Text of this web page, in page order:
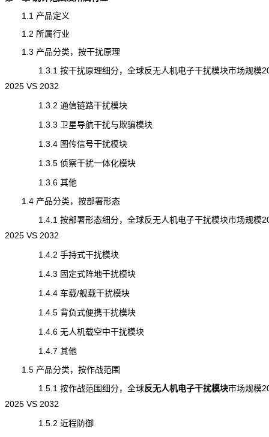
1.1 产品定义
1.2 所属行业
1.3 产品分类，按干扰原理
1.3.1 按干扰原理细分，全球反无人机电子干扰模块市场规模
2025 VS 2032
1.3.2 通信链路干扰模块
1.3.3 卫星导航干扰与欺骗模块
1.3.4 图传信号干扰模块
1.3.5 侦察干扰一体化模块
1.3.6 其他
1.4 产品分类，按部署形态
1.4.1 按部署形态细分，全球反无人机电子干扰模块市场规模
2025 VS 2032
1.4.2 手持式干扰模块
1.4.3 固定式阵地干扰模块
1.4.4 车载/舰载干扰模块
1.4.5 背负式便携干扰模块
1.4.6 无人机载空中干扰模块
1.4.7 其他
1.5 产品分类，按作战范围
1.5.1 按作战范围细分，全球反无人机电子干扰模块市场规模
2025 VS 2032
1.5.2 近程防御